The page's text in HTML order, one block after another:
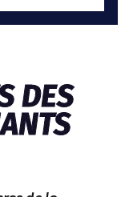
DES